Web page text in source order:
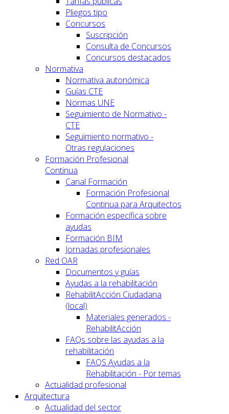
Pliegos tipo
Concursos
Suscripción
Consulta de Concursos
Concursos destacados
Normativa
Normativa autonómica
Guías CTE
Normas UNE
Seguimiento de Normativo -
CTE
Seguimiento normativo -
Otras regulaciones
Formación Profesional
Continua
Canal Formación
Formación Profesional
Continua para Arquitectos
Formación específica sobre
ayudas
Formación BIM
Jornadas profesionales
Red OAR
Documentos y guías
Ayudas a la rehabilitación
RehabilitAcción Ciudadana
(local)
Materiales generados -
RehabilitAcción
FAQs sobre las ayudas a la
rehabilitación
FAQS Ayudas a la
Rehabilitación - Por temas
Actualidad profesional
Arquitectura
Actualidad del sector